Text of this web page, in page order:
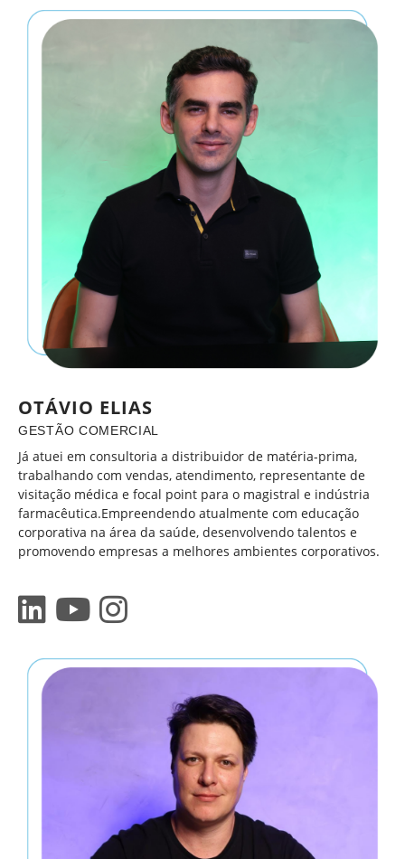
OTÁVIO ELIAS
GESTÃO COMERCIAL
Já atuei em consultoria a distribuidor de matéria-prima,
trabalhando com vendas, atendimento, representante de
visitação médica e focal point para o magistral e indústria
farmacêutica.Empreendendo atualmente com educação
corporativa na área da saúde, desenvolvendo talentos e
promovendo empresas a melhores ambientes corporativos.